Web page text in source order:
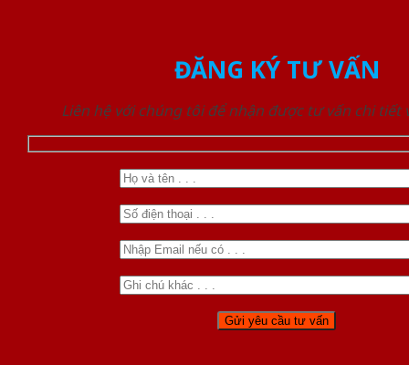
ĐĂNG KÝ TƯ VẤN
Liên hệ với chúng tôi để nhận được tư vấn chi tiết